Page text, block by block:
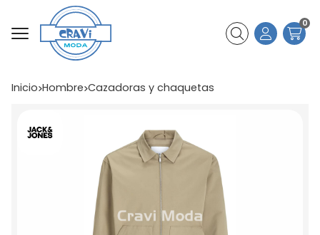
Buscar
0
Inicio hombre cazadoras y chaquetas